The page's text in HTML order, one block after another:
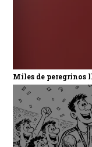
Miles de peregrinos